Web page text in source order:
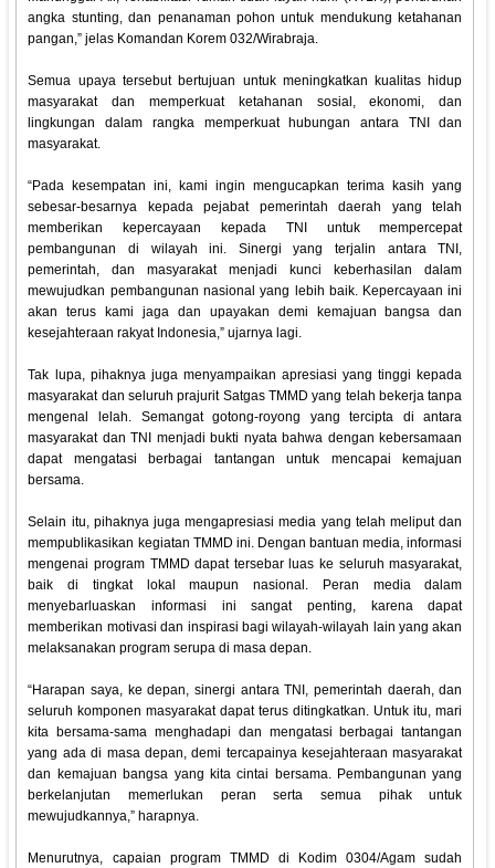
angka stunting, dan penanaman pohon untuk mendukung ketahanan
pangan,” jelas Komandan Korem 032/Wirabraja.
Semua upaya tersebut bertujuan untuk meningkatkan kualitas hidup
masyarakat dan memperkuat ketahanan sosial, ekonomi, dan
lingkungan dalam rangka memperkuat hubungan antara TNI dan
masyarakat.
“Pada kesempatan ini, kami ingin mengucapkan terima kasih yang
sebesar-besarnya kepada pejabat pemerintah daerah yang telah
memberikan kepercayaan kepada TNI untuk mempercepat
pembangunan di wilayah ini. Sinergi yang terjalin antara TNI,
pemerintah, dan masyarakat menjadi kunci keberhasilan dalam
mewujudkan pembangunan nasional yang lebih baik. Kepercayaan ini
akan terus kami jaga dan upayakan demi kemajuan bangsa dan
kesejahteraan rakyat Indonesia,” ujarnya lagi.
Tak lupa, pihaknya juga menyampaikan apresiasi yang tinggi kepada
masyarakat dan seluruh prajurit Satgas TMMD yang telah bekerja tanpa
mengenal lelah. Semangat gotong-royong yang tercipta di antara
masyarakat dan TNI menjadi bukti nyata bahwa dengan kebersamaan
dapat mengatasi berbagai tantangan untuk mencapai kemajuan
bersama.
Selain itu, pihaknya juga mengapresiasi media yang telah meliput dan
mempublikasikan kegiatan TMMD ini. Dengan bantuan media, informasi
mengenai program TMMD dapat tersebar luas ke seluruh masyarakat,
baik di tingkat lokal maupun nasional. Peran media dalam
menyebarluaskan informasi ini sangat penting, karena dapat
memberikan motivasi dan inspirasi bagi wilayah-wilayah lain yang akan
melaksanakan program serupa di masa depan.
“Harapan saya, ke depan, sinergi antara TNI, pemerintah daerah, dan
seluruh komponen masyarakat dapat terus ditingkatkan. Untuk itu, mari
kita bersama-sama menghadapi dan mengatasi berbagai tantangan
yang ada di masa depan, demi tercapainya kesejahteraan masyarakat
dan kemajuan bangsa yang kita cintai bersama. Pembangunan yang
berkelanjutan memerlukan peran serta semua pihak untuk
mewujudkannya,” harapnya.
Menurutnya, capaian program TMMD di Kodim 0304/Agam sudah